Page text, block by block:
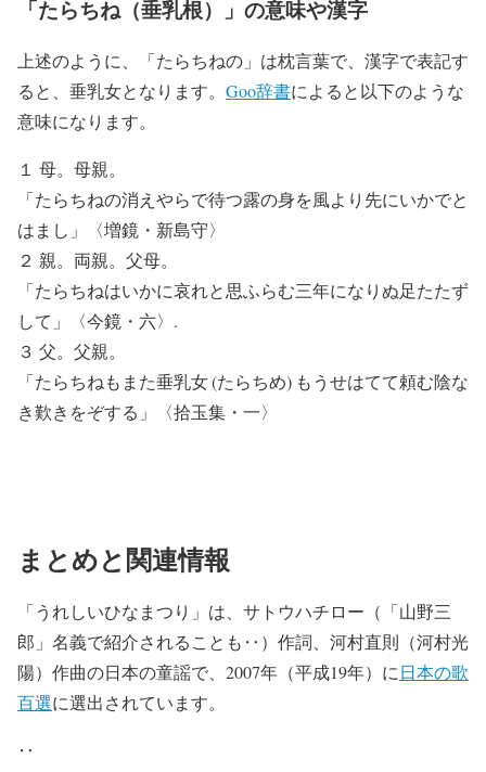
「たらちね（垂乳根）」の意味や漢字
上述のように、「たらちねの」は枕言葉で、漢字で表記す
ると、垂乳女となります。 Goo辞書によると以下のような
意味になります。
１ 母。母親。
「たらちねの消えやらで待つ露の身を風より先にいかでと
はまし」〈増鏡・新島守〉
２ 親。両親。父母。
「たらちねはいかに哀れと思ふらむ三年になりぬ足たたず
して」〈今鏡・六〉.
３ 父。父親。
「たらちねもまた垂乳女 (たらちめ) もうせはてて頼む陰な
き歎きをぞする」〈拾玉集・一〉
まとめと関連情報
「うれしいひなまつり」は、サトウハチロー（「山野三
郎」名義で紹介されることも‥）作詞、河村直則（河村光
陽）作曲の日本の童謡で、2007年（平成19年）に日本の歌
百選に選出されています。
‥